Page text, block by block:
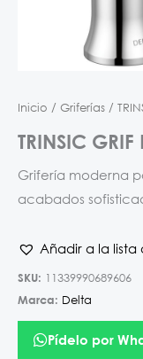
Inicio / Griferías /
TRINSIC GRIF
Grifería moderna
acabados
Añadir a la lista
SKU: 11339990689606
Marca: Delta
Pídelo por